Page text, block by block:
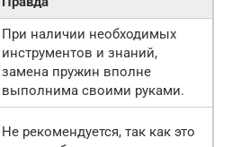
При наличии необходимых
инструментов и знаний,
замена пружин вполне
выполнима своими руками.
Не рекомендуется, так как это